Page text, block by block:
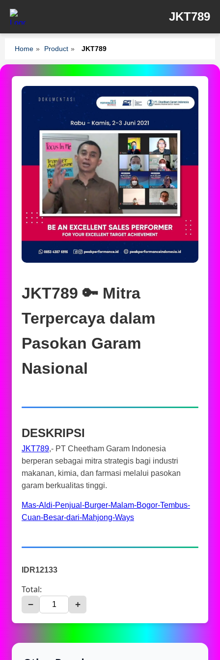
JKT789
Home » Product » JKT789
JKT789 🔑 Mitra
Terpercaya dalam
Pasokan Garam
Nasional
DESKRIPSI
JKT789,- PT Cheetham Garam Indonesia
berperan sebagai mitra strategis bagi industri
makanan, kimia, dan farmasi melalui pasokan
garam berkualitas tinggi.
Mas-Aldi-Penjual-Burger-Malam-Bogor-Tembus-
Cuan-Besar-dari-Mahjong-Ways
IDR12133
Total:
− +